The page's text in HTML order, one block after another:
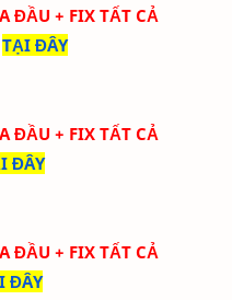
ĐẦU + FIX TẤT CẢ
TẠI ĐÂY
ĐẦU + FIX TẤT CẢ
ĐÂY
ĐẦU + FIX TẤT CẢ
ĐÂY